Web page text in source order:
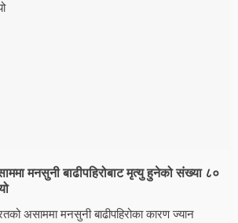
मनसुनी बाढीपहिरोबाट मृत्यु हुनेको संख्या ८०
असाममा मनसुनी बाढीपहिरोका कारण ज्यान